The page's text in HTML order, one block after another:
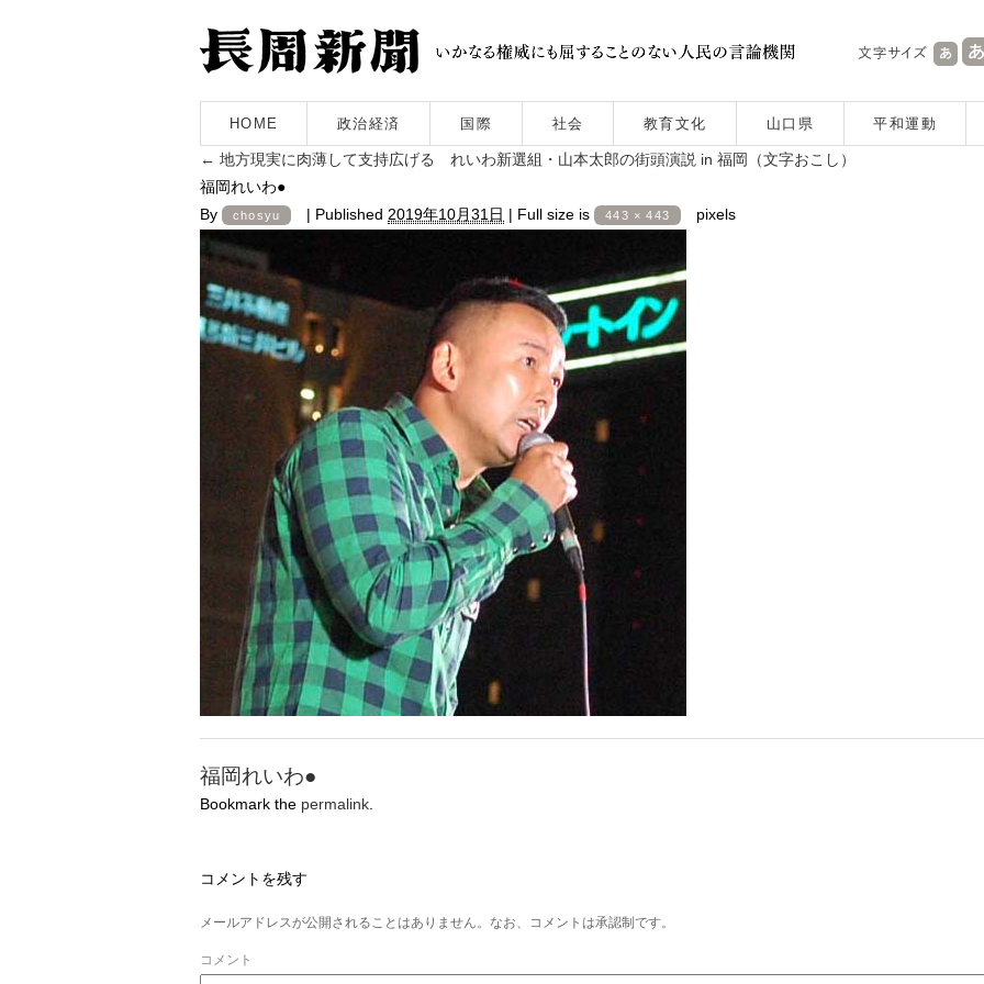
HOME 政治経済 国際 社会 教育文化 山口県 平和運動
← 地方現実に肉薄して支持広げる れいわ新選組・山本太郎の街頭演説 in 福岡（文字おこし）
福岡れいわ●
By
chosyu | Published 2019年10月31日 | Full size is 443 × 443 pixels
福岡れいわ●
Bookmark the permalink
コメントを残す
メールアドレスが公開されることはありません。なお、コメントは承認制です。
コメント